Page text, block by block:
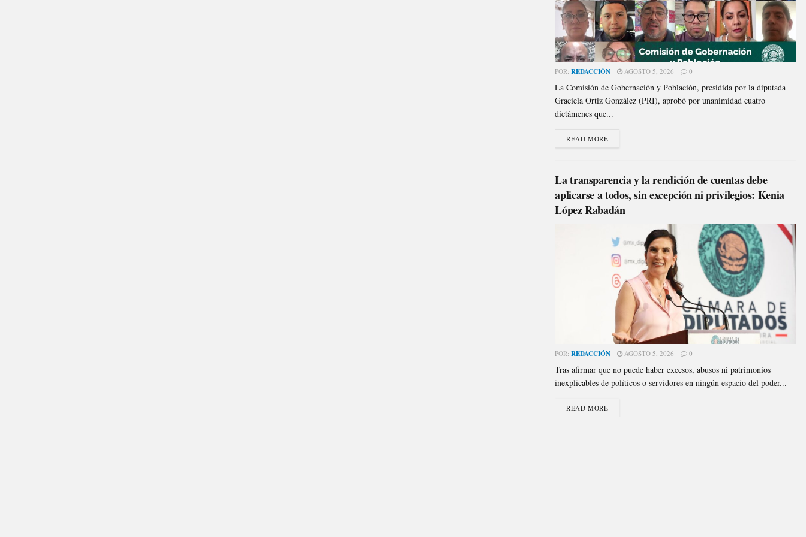
POR: REDACCIÓN AGOSTO 5, 2026 0
La Comisión de Gobernación y Población, presidida por la diputada
Graciela Ortiz González (PRI), aprobó por unanimidad cuatro
dictámenes que...
READ MORE
La transparencia y la rendición de cuentas debe
aplicarse a todos, sin excepción ni privilegios: Kenia
López Rabadán
POR: REDACCIÓN AGOSTO 5, 2026 0
Tras afirmar que no puede haber excesos, abusos ni patrimonios
inexplicables de políticos o servidores en ningún espacio del poder...
READ MORE